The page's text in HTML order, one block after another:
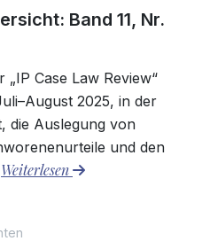
Band 11, Nr.
„IP Case Law Review“
2025, in der
die Auslegung von
und den
Weiterlesen